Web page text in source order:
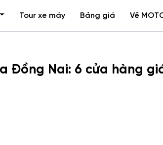
Tour xe máy Bảng giá Về
Đồng Nai: 6 cửa hàng